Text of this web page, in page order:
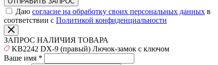
Даю согласие на обработку своих персональных данных в
соответствии с Политикой конфиденциальности
ЗАПРОС НАЛИЧИЯ ТОВАРА
KB2242 DX-9 (правый) Лючок-замок с ключом
Ваше имя *